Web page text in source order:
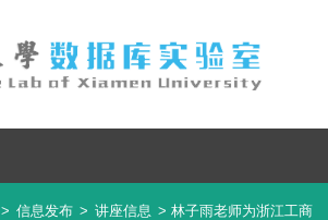
> 信息发布 > 讲座信息 > 林子雨老师为浙江工商